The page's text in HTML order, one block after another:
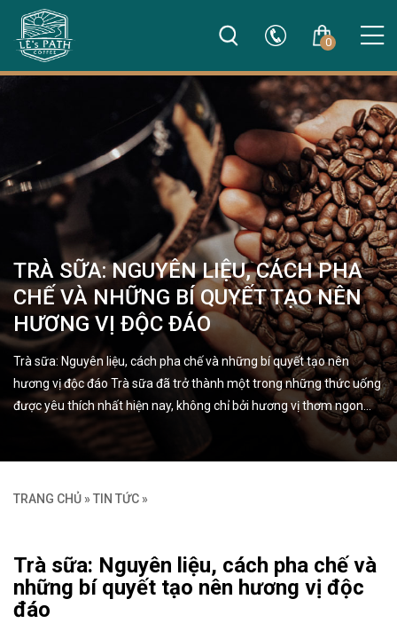
0
TRÀ SỮA: NGUYÊN LIỆU, CÁCH PHA
CHẾ VÀ NHỮNG BÍ QUYẾT TẠO NÊN
HƯƠNG VỊ ĐỘC ĐÁO
Trà sữa: Nguyên liệu, cách pha chế và những bí quyết tạo nên
hương vị độc đáo Trà sữa đã trở thành một trong những thức uống
được yêu thích nhất hiện nay, không chỉ bởi hương vị thơm ngon…
TRANG CHỦ » TIN TỨC »
Trà sữa: Nguyên liệu, cách pha chế và
những bí quyết tạo nên hương vị độc
đáo